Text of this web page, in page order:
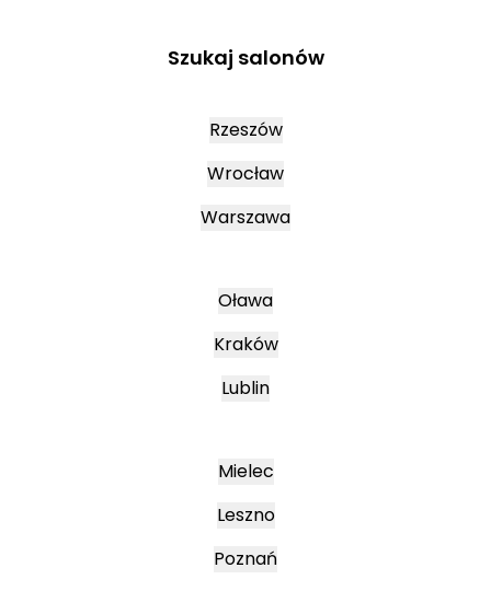
Szukaj salonów
Rzeszów
Wrocław
Warszawa
Oława
Kraków
Lublin
Mielec
Leszno
Poznań